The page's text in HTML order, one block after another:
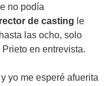
no podía
de casting le
las ocho, solo
en entrevista.
y yo me esperé afuerita